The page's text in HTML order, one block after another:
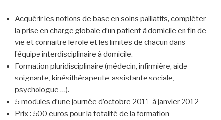
Acquérir les notions de base en soins palliatifs, compléter
la prise en charge globale d’un patient à domicile en fin de
vie et connaître le rôle et les limites de chacun dans
l’équipe interdisciplinaire à domicile.
Formation pluridisciplinaire (médecin, infirmière, aide-
soignante, kinésithérapeute, assistante sociale,
psychologue …).
5 modules d’une journée d’octobre 2011 à janvier 2012
Prix : 500 euros pour la totalité de la formation